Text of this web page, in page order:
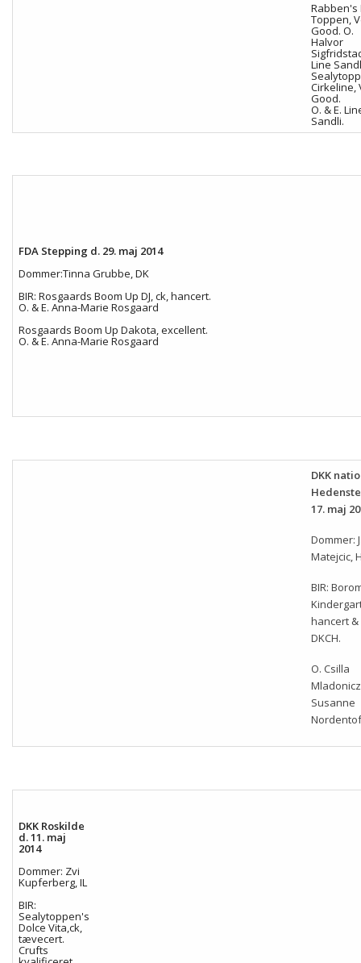
Rabben's
Toppen,
Good. O.
Halvor
Line
Cirkeline,
Good.
O. & E.
Sandli.
FDA Stepping d. 29. maj 2014
Dommer:Tinna Grubbe, DK
BIR: Rosgaards Boom Up DJ, ck, hancert.
O. & E. Anna-Marie Rosgaard
Rosgaards Boom Up Dakota, excellent.
O. & E. Anna-Marie Rosgaard
DKK
17. maj
Dommer:
Matejcic,
BIR:
hancert &
DKCH.
O. Csilla
Susanne
DKK Roskilde
d. 11. maj
2014
Dommer: Zvi
Kupferberg, IL
BIR:
Sealytoppen's
Dolce Vita,ck,
tævecert.
Crufts